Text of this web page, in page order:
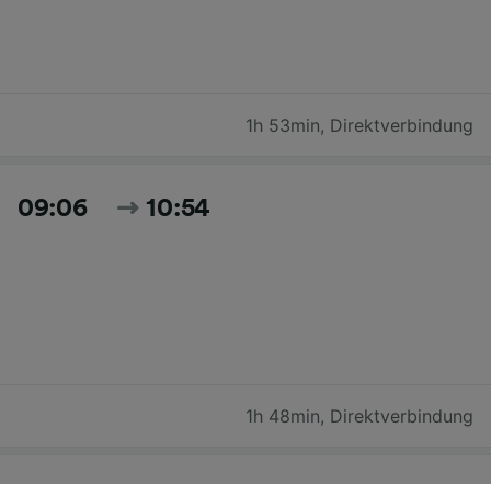
1h 53min, Direktverbindung
09:06 10:54
1h 48min, Direktverbindung